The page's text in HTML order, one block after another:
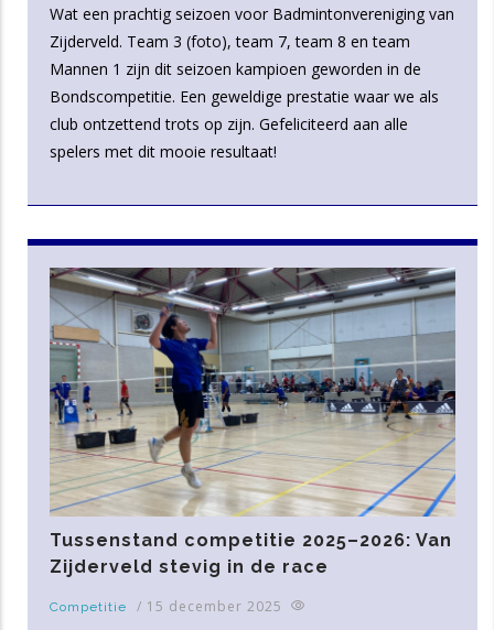
Wat een prachtig seizoen voor Badmintonvereniging van
Zijderveld. Team 3 (foto), team 7, team 8 en team
Mannen 1 zijn dit seizoen kampioen geworden in de
Bondscompetitie. Een geweldige prestatie waar we als
club ontzettend trots op zijn. Gefeliciteerd aan alle
spelers met dit mooie resultaat!
Tussenstand competitie 2025–2026: Van
Zijderveld stevig in de race
Competitie / 15 december 2025